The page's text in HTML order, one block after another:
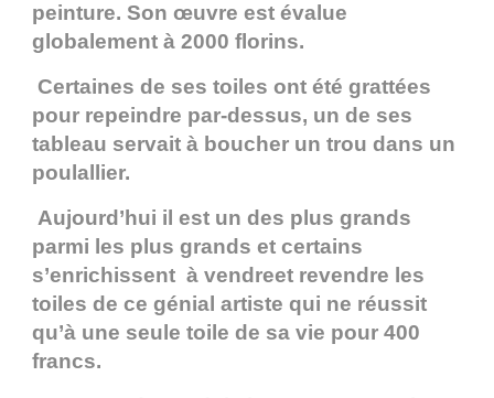
peinture. Son œuvre est évalue
globalement à 2000 florins.
Certaines de ses toiles ont été grattées
pour repeindre par-dessus, un de ses
tableau servait à boucher un trou dans un
poulallier.
Aujourd’hui il est un des plus grands
parmi les plus grands et certains
s’enrichissent à vendreet revendre les
toiles de ce génial artiste qui ne réussit
qu’à une seule toile de sa vie pour 400
francs.